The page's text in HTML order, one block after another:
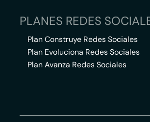
PLANES REDES
Plan Construye Redes Sociales
Plan Evoluciona Redes Sociales
Plan Avanza Redes Sociales